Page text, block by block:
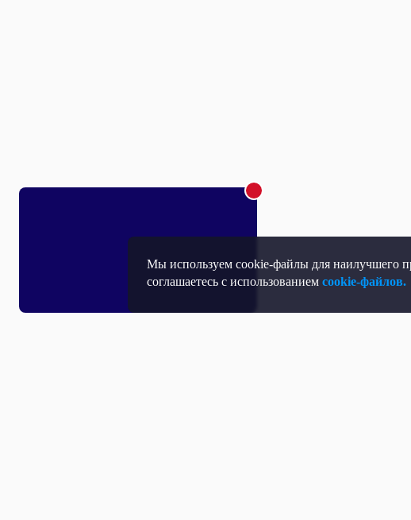
Мы используем cookie-файлы для наилучшего
соглашаетесь с использованиемcookie-файлов.